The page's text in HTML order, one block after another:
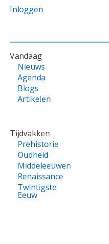
Inloggen
VOET
Vandaag
Nieuws
Agenda
Blogs
Artikelen
Tijdvakken
Prehistorie
Oudheid
Middeleeuwen
Renaissance
Twintigste
Eeuw